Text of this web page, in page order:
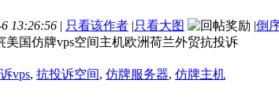
13:26:56 | 只看该作者 |只看大图 |倒
美国仿牌vps空间主机欧洲荷兰外贸抗投诉
vps, 抗投诉空间, 仿牌服务器, 仿牌主机